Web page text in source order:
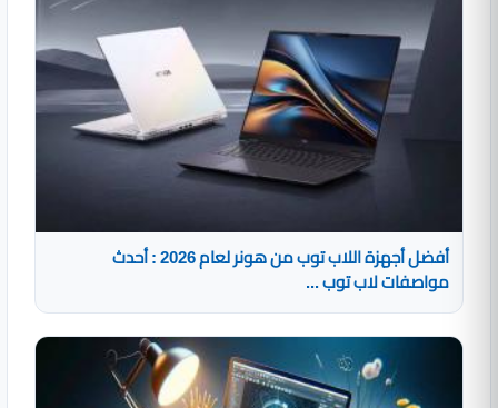
أفضل أجهزة اللاب توب من هونر لعام 2026 : أحدث
مواصفات لاب توب ...